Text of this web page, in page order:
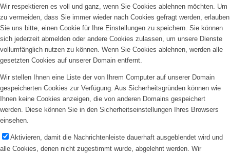
Wir respektieren es voll und ganz, wenn Sie Cookies ablehnen möchten. Um
zu vermeiden, dass Sie immer wieder nach Cookies gefragt werden, erlauben
Sie uns bitte, einen Cookie für Ihre Einstellungen zu speichern. Sie können
sich jederzeit abmelden oder andere Cookies zulassen, um unsere Dienste
vollumfänglich nutzen zu können. Wenn Sie Cookies ablehnen, werden alle
gesetzten Cookies auf unserer Domain entfernt.
Wir stellen Ihnen eine Liste der von Ihrem Computer auf unserer Domain
gespeicherten Cookies zur Verfügung. Aus Sicherheitsgründen können wie
Ihnen keine Cookies anzeigen, die von anderen Domains gespeichert
werden. Diese können Sie in den Sicherheitseinstellungen Ihres Browsers
einsehen.
Aktivieren, damit die Nachrichtenleiste dauerhaft ausgeblendet wird und
alle Cookies, denen nicht zugestimmt wurde, abgelehnt werden. Wir